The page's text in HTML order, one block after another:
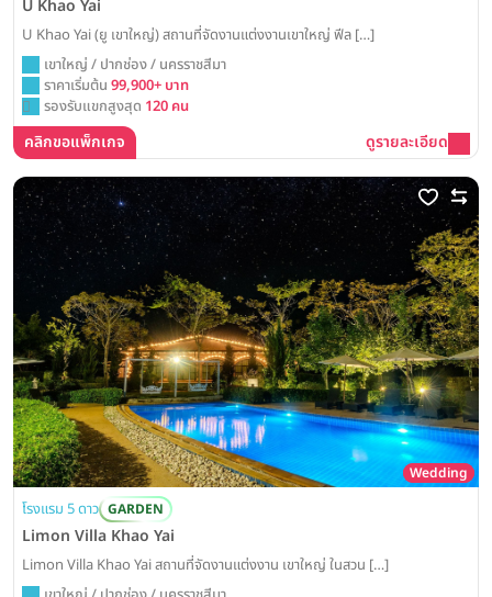
U Khao Yai
U Khao Yai (ยู เขาใหญ่) สถานที่จัดงานแต่งงานเขาใหญ่ ฟีล […]
เขาใหญ่ / ปากช่อง / นครราชสีมา
ราคาเริ่มต้น 99,900+ บาท
รองรับแขกสูงสุด 120 คน
คลิกขอแพ็กเกจ ดูรายละเอียด
Wedding
โรงแรม 5 ดาว GARDEN
Limon Villa Khao Yai
Limon Villa Khao Yai สถานที่จัดงานแต่งงาน เขาใหญ่ ในสวน […]